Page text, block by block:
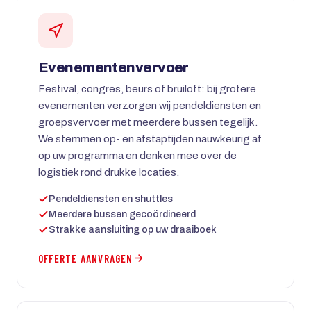
Evenementenvervoer
Festival, congres, beurs of bruiloft: bij grotere
evenementen verzorgen wij pendeldiensten en
groepsvervoer met meerdere bussen tegelijk.
We stemmen op- en afstaptijden nauwkeurig af
op uw programma en denken mee over de
logistiek rond drukke locaties.
Pendeldiensten en shuttles
Meerdere bussen gecoördineerd
Strakke aansluiting op uw draaiboek
OFFERTE AANVRAGEN